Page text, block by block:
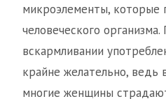
микроэлементы, которые
человеческого
вскармливании
крайне желательно, ведь
многие женщины